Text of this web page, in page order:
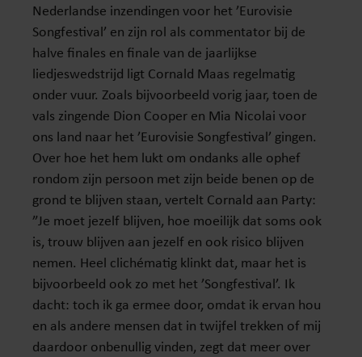
Nederlandse inzendingen voor het ’Eurovisie
Songfestival’ en zijn rol als commentator bij de
halve finales en finale van de jaarlijkse
liedjeswedstrijd ligt Cornald Maas regelmatig
onder vuur. Zoals bijvoorbeeld vorig jaar, toen de
vals zingende Dion Cooper en Mia Nicolai voor
ons land naar het ’Eurovisie Songfestival’ gingen.
Over hoe het hem lukt om ondanks alle ophef
rondom zijn persoon met zijn beide benen op de
grond te blijven staan, vertelt Cornald aan Party:
”Je moet jezelf blijven, hoe moeilijk dat soms ook
is, trouw blijven aan jezelf en ook risico blijven
nemen. Heel clichématig klinkt dat, maar het is
bijvoorbeeld ook zo met het ’Songfestival’. Ik
dacht: toch ik ga ermee door, omdat ik ervan hou
en als andere mensen dat in twijfel trekken of mij
daardoor onbenullig vinden, zegt dat meer over